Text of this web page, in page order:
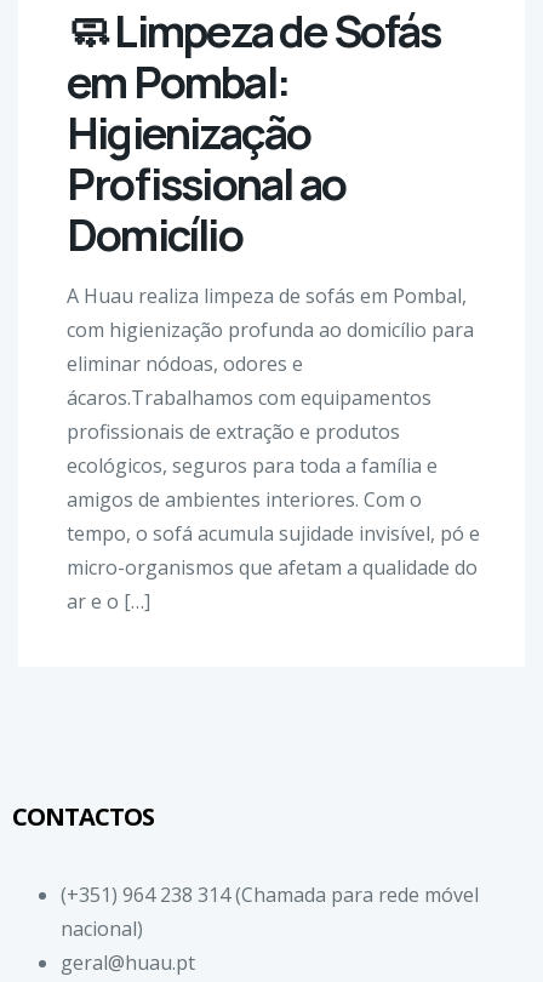
🧼 Limpeza de Sofás
em Pombal:
Higienização
Profissional ao
Domicílio
A Huau realiza limpeza de sofás em Pombal,
com higienização profunda ao domicílio para
eliminar nódoas, odores e
ácaros.Trabalhamos com equipamentos
profissionais de extração e produtos
ecológicos, seguros para toda a família e
amigos de ambientes interiores. Com o
tempo, o sofá acumula sujidade invisível, pó e
micro-organismos que afetam a qualidade do
ar e o […]
CONTACTOS
(+351) 964 238 314 (Chamada para rede móvel
nacional)
geral@huau.pt